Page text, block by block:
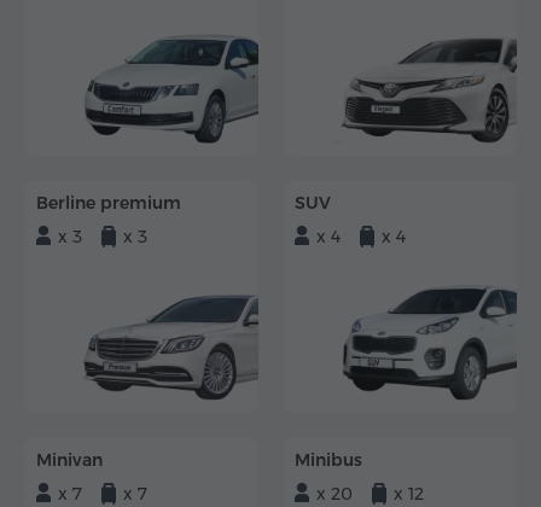
Berline premium
x 3
x 3
SUV
x 4
x 4
Minivan
x 7
x 7
Minibus
x 20
x 12